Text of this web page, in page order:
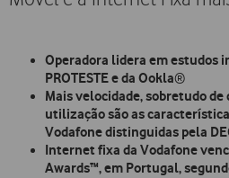
Operadora lidera em estudos
PROTESTE e da Ookla®
Mais velocidade, sobretudo
utilização são as
Vodafone distinguidas pela
Internet fixa da Vodafone
Awards™, em Portugal,